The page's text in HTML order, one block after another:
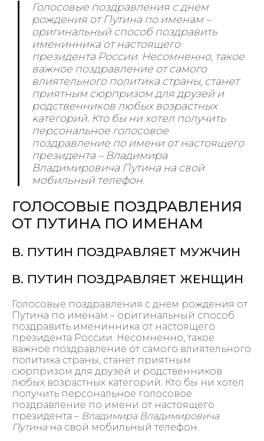
Голосовые поздравления с днем
рождения от Путина по именам –
оригинальный способ поздравить
именинника от настоящего
президента России. Несомненно, такое
важное поздравление от самого
влиятельного политика страны, станет
приятным сюрпризом для друзей и
родственников любых возрастных
категорий. Кто бы ни хотел получить
персональное голосовое
поздравление по имени от настоящего
президента – Владимира
Владимировича Путина на свой
мобильный телефон.
ГОЛОСОВЫЕ ПОЗДРАВЛЕНИЯ
ОТ ПУТИНА ПО ИМЕНАМ
В. ПУТИН ПОЗДРАВЛЯЕТ МУЖЧИН
В. ПУТИН ПОЗДРАВЛЯЕТ ЖЕНЩИН
Голосовые поздравления с днем рождения от
Путина по именам – оригинальный способ
поздравить именинника от настоящего
президента России. Несомненно, такое
важное поздравление от самого влиятельного
политика страны, станет приятным
сюрпризом для друзей и родственников
любых возрастных категорий. Кто бы ни хотел
получить персональное голосовое
поздравление по имени от настоящего
президента – Владимира Владимировича
Путина на свой мобильный телефон.